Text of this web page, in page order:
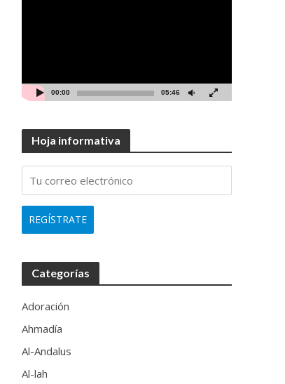
00:00 05:46
Hoja informativa
Categorías
Adoración
Ahmadía
Al-Andalus
Al-lah